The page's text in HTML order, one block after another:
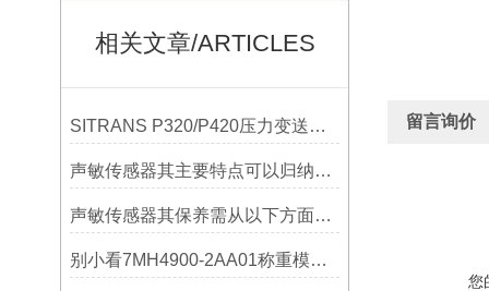
相关文章/ARTICLES
SITRANS P320/P420压力变送器概述
声敏传感器其主要特点可以归纳为以下几个核心维度
声敏传感器其保养需从以下方面入手
别小看7MH4900-2AA01称重模块！这些你日常接触的领域，早已离不开它
留言询价
您